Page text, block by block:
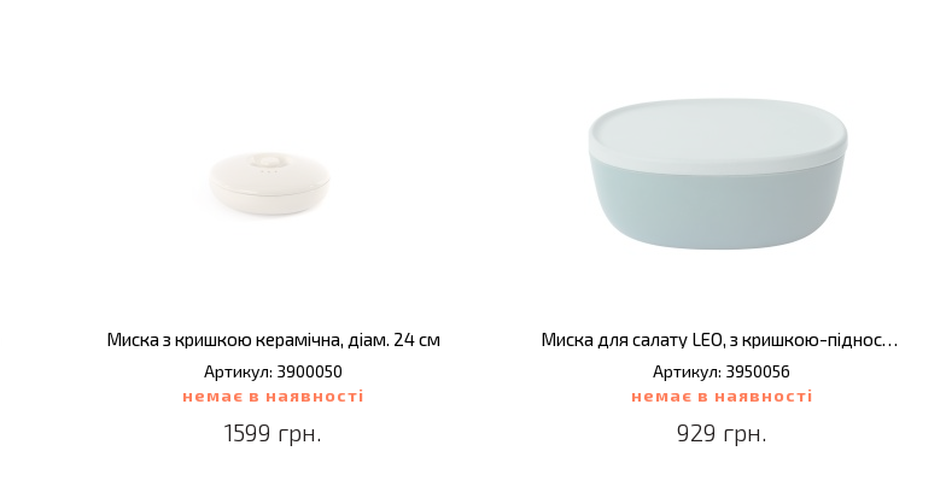
Миска з кришкою керамічна, діам. 24 см
Артикул: 3900050
немає в наявності
1599 грн.
Миска для салату LEO, з кришкою-підносом, 3 л
Артикул: 3950056
немає в наявності
929 грн.